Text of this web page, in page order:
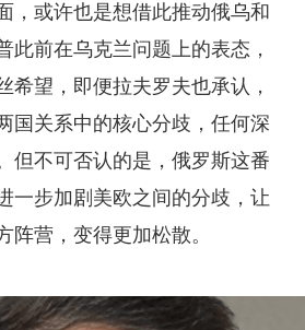
，或许也是想借此推动俄乌和
此前在乌克兰问题上的表态，
希望，即便拉夫罗夫也承认，
国关系中的核心分歧，任何深
但不可否认的是，俄罗斯这番
一步加剧美欧之间的分歧，让
阵营，变得更加松散。